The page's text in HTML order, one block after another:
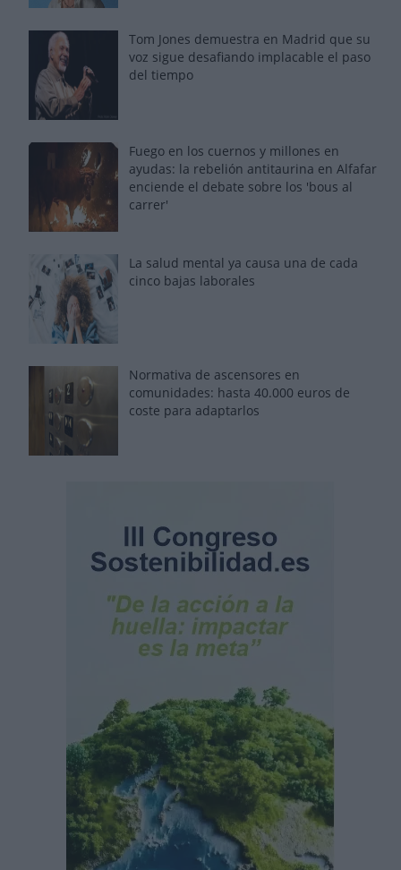
Tom Jones demuestra en Madrid que su
voz sigue desafiando implacable el paso
del tiempo
Fuego en los cuernos y millones en
ayudas: la rebelión antitaurina en Alfafar
enciende el debate sobre los 'bous al
carrer'
La salud mental ya causa una de cada
cinco bajas laborales
Normativa de ascensores en
comunidades: hasta 40.000 euros de
coste para adaptarlos